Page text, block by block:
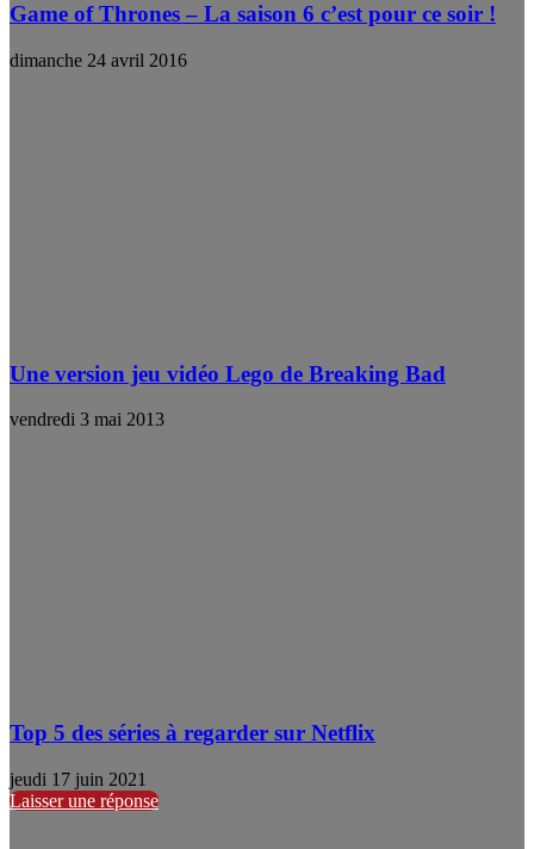
Game of Thrones – La saison 6 c’est pour ce soir !
dimanche 24 avril 2016
Une version jeu vidéo Lego de Breaking Bad
vendredi 3 mai 2013
Top 5 des séries à regarder sur Netflix
jeudi 17 juin 2021
Laisser une réponse